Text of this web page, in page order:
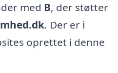
med B, der støtter
. Der er i
oprettet i denne